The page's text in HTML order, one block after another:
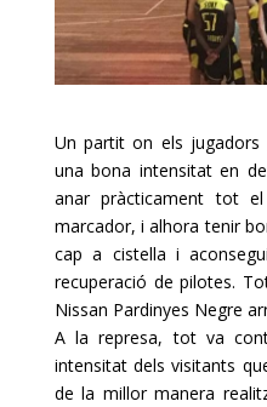
Un partit on els
una bona intensitat en
anar pràcticament tot
marcador, i alhora tenir
cap a cistella i
recuperació de pilotes.
Nissan Pardinyes Negre
A la represa, tot va
intensitat dels visitants
de la millor manera